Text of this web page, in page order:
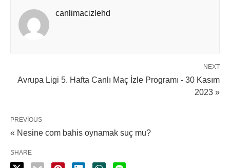
canlimacizlehd
NEXT
Avrupa Ligi 5. Hafta Canlı Maç İzle Programı - 30 Kasım
2023 »
PREVIOUS
« Nesine com bahis oynamak suç mu?
SHARE